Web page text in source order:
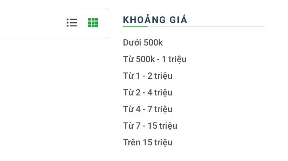
KHOẢNG GIÁ
Dưới 500k
Từ 500k - 1 triệu
Từ 1 - 2 triệu
Từ 2 - 4 triệu
Từ 4 - 7 triệu
Từ 7 - 15 triệu
Trên 15 triệu